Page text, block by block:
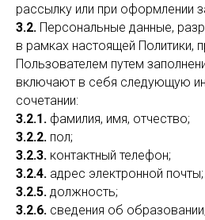
рассылку или при оформлении
3.2. Персональные данные,
в рамках настоящей Политики,
Пользователем путем
включают в себя следующую
сочетании:
3.2.1. фамилия, имя, отчество;
3.2.2. пол;
3.2.3. контактный телефон;
3.2.4. адрес электронной почты;
3.2.5. должность;
3.2.6. сведения об